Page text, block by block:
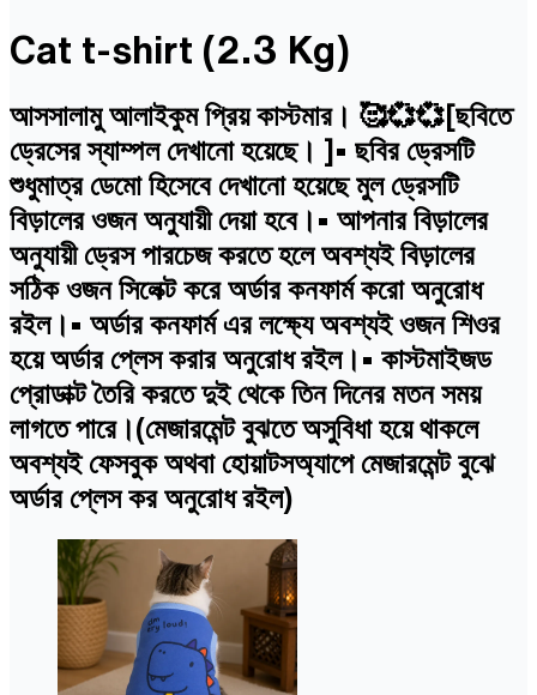
Cat t-shirt (2.3 Kg)
আসসালামু আলাইকুম প্রিয় কাস্টমার। 🥰💞💞[ছবিতে
ড্রেসের স্যাম্পল দেখানো হয়েছে। ]• ছবির ড্রেসটি
শুধুমাত্র ডেমো হিসেবে দেখানো হয়েছে মুল ড্রেসটি
বিড়ালের ওজন অনুযায়ী দেয়া হবে।• আপনার বিড়ালের
অনুযায়ী ড্রেস পারচেজ করতে হলে অবশ্যই বিড়ালের
সঠিক ওজন সিলেক্ট করে অর্ডার কনফার্ম করো অনুরোধ
রইল।• অর্ডার কনফার্ম এর লক্ষ্যে অবশ্যই ওজন শিওর
হয়ে অর্ডার প্লেস করার অনুরোধ রইল।• কাস্টমাইজড
প্রোডাক্ট তৈরি করতে দুই থেকে তিন দিনের মতন সময়
লাগতে পারে।(মেজারমেন্ট বুঝতে অসুবিধা হয়ে থাকলে
অবশ্যই ফেসবুক অথবা হোয়াটসঅ্যাপে মেজারমেন্ট বুঝে
অর্ডার প্লেস কর অনুরোধ রইল)